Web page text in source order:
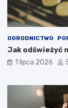
OGRODNICTWO
Jak odświeżyć
1 lipca 2026